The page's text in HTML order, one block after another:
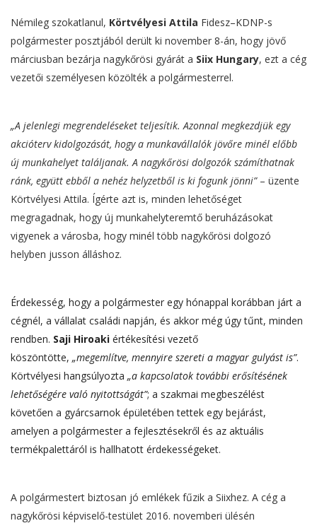
Némileg szokatlanul, Körtvélyesi Attila Fidesz–KDNP-s
polgármester posztjából derült ki november 8-án, hogy jövő
márciusban bezárja nagykőrösi gyárát a Siix Hungary, ezt a cég
vezetői személyesen közölték a polgármesterrel.
„A jelenlegi megrendeléseket teljesítik. Azonnal megkezdjük egy
akcióterv kidolgozását, hogy a munkavállalók jövőre minél előbb
új munkahelyet találjanak. A nagykőrösi dolgozók számíthatnak
ránk, együtt ebből a nehéz helyzetből is ki fogunk jönni”– üzente
Körtvélyesi Attila. Ígérte azt is, minden lehetőséget
megragadnak, hogy új munkahelyteremtő beruházásokat
vigyenek a városba, hogy minél több nagykőrösi dolgozó
helyben jusson álláshoz.
Érdekesség, hogy a polgármester egy hónappal korábban járt a
cégnél, a vállalat családi napján, és akkor még úgy tűnt, minden
rendben. Saji Hiroaki értékesítési vezető
köszöntötte, „megemlítve, mennyire szereti a magyar gulyást is”.
Körtvélyesi hangsúlyozta „a kapcsolatok további erősítésének
lehetőségére való nyitottságát”; a szakmai megbeszélést
követően a gyárcsarnok épületében tettek egy bejárást,
amelyen a polgármester a fejlesztésekről és az aktuális
termékpalettáról is hallhatott érdekességeket.
A polgármestert biztosan jó emlékek fűzik a Siixhez. A cég a
nagykőrösi képviselő-testület 2016. novemberi ülésén